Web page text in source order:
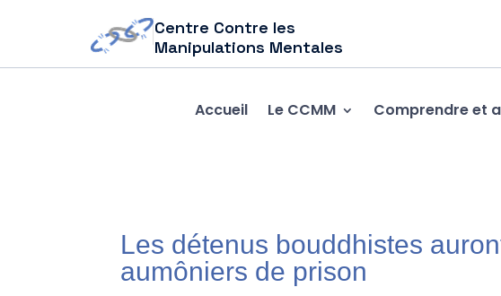
Centre Contre les
Manipulations Mentales
Accueil Le CCMM Comprendre et
Les détenus bouddhistes
aumôniers de prison